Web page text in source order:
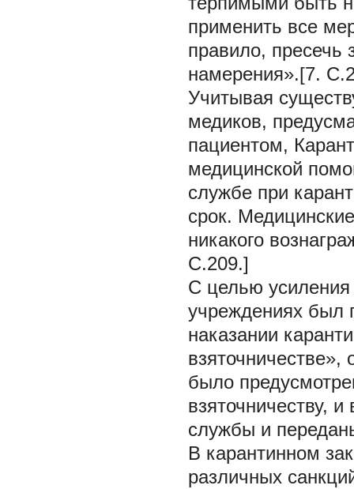
применить все
правило, пресечь
намерения».[7.
Учитывая
медиков,
пациентом,
медицинской
службе при
срок.
никакого
С.209.]
С целью усиления
учреждениях был
наказании
было
взяточничеству, и
службы и
В карантинном
различных